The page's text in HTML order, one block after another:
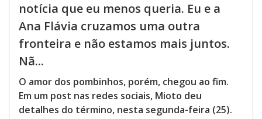
notícia que eu menos queria. Eu e a
Ana Flávia cruzamos uma outra
fronteira e não estamos mais juntos.
Nã...
O amor dos pombinhos, porém, chegou ao fim.
Em um post nas redes sociais, Mioto deu
detalhes do término, nesta segunda-feira (25).